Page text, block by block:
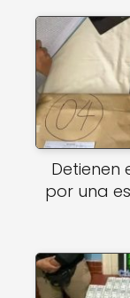
Detienen
por una